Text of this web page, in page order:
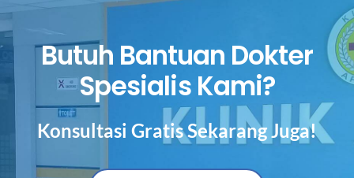
Butuh Bantuan Dokter
Spesialis Kami?
Konsultasi Gratis Sekarang Juga!